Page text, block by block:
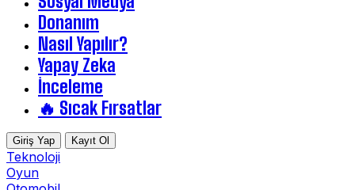
Donanım
Nasıl Yapılır?
Yapay Zeka
İnceleme
🔥 Sıcak Fırsatlar
Giriş Yap Kayıt Ol
Teknoloji
Oyun